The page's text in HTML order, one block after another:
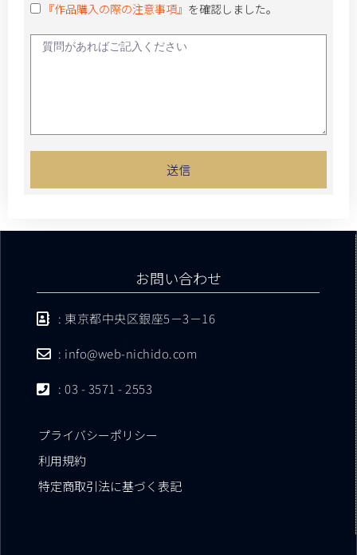
『作品購入の際の注意事項』 を確認しました。
送信
お問い合わせ
: 東京都中央区銀座5－3－16
: info@web-nichido.com
: 03 - 3571 - 2553
プライバシーポリシー
利用規約
特定商取引法に基づく表記